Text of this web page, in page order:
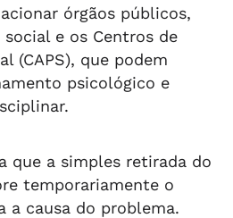
órgãos públicos,
e os Centros de
(CAPS), que podem
psicológico e
que a simples retirada do
temporariamente o
a causa do problema.